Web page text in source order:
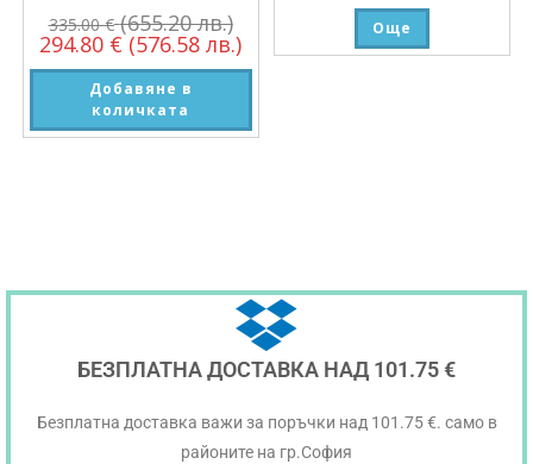
335.00€ (655.20 лв.)
294.80 € (576.58 лв.)
Добавяне в
количката
Още
БЕЗПЛАТНА ДОСТАВКА НАД 101.75 €
Безплатна доставка важи за поръчки над 101.75 €. само в
районите на гр.София